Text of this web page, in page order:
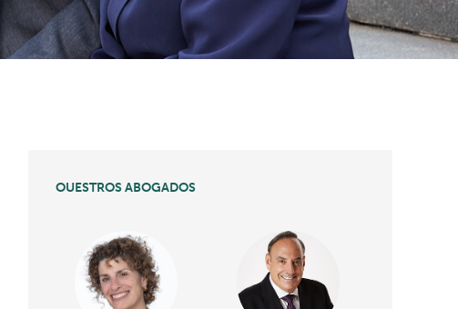
OUESTROS ABOGADOS